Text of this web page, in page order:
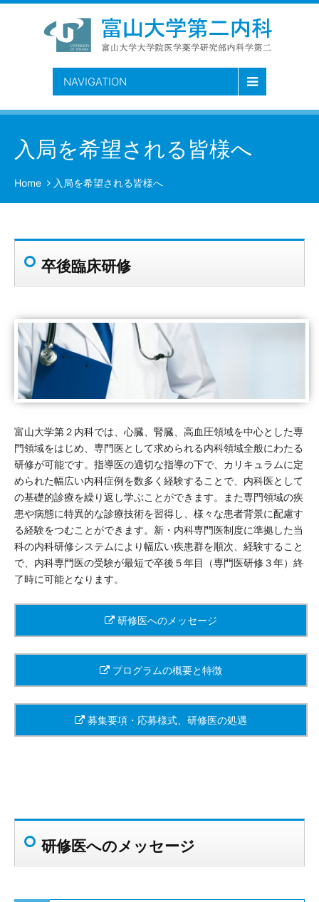
NAVIGATION
入局を希望される皆様へ
Home 入局を希望される皆様へ
卒後臨床研修
富山大学第２内科では、心臓、腎臓、高血圧領域を中心とした専
門領域をはじめ、専門医として求められる内科領域全般にわたる
研修が可能です。指導医の適切な指導の下で、カリキュラムに定
められた幅広い内科症例を数多く経験することで、内科医として
の基礎的診療を繰り返し学ぶことができます。また専門領域の疾
患や病態に特異的な診療技術を習得し、様々な患者背景に配慮す
る経験をつむことができます。新・内科専門医制度に準拠した当
科の内科研修システムにより幅広い疾患群を順次、経験すること
で、内科専門医の受験が最短で卒後５年目（専門医研修３年）終
了時に可能となります。
研修医へのメッセージ
プログラムの概要と特徴
募集要項・応募様式、研修医の処遇
研修医へのメッセージ